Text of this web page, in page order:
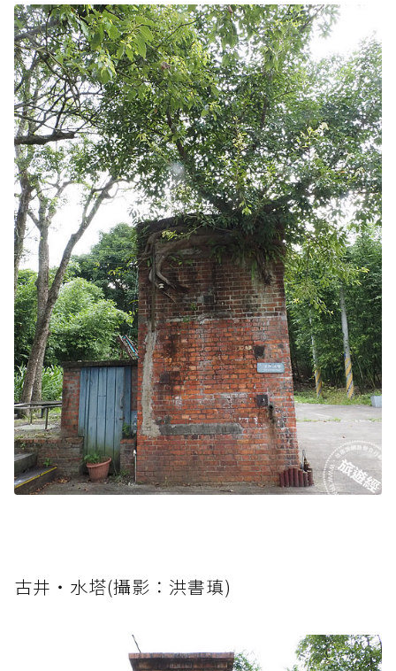
古井‧水塔(攝影：洪書瑱)